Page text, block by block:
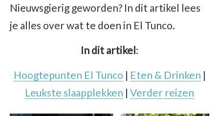
Nieuwsgierig geworden? In dit artikel lees
je alles over wat te doen in El Tunco.
In dit artikel:
Hoogtepunten El Tunco | Eten & Drinken |
Leukste slaapplekken | Verder reizen